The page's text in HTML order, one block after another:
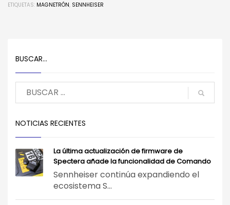
ETIQUETAS: MAGNETRÓN, SENNHEISER
BUSCAR…
NOTICIAS RECIENTES
La última actualización de firmware de
Spectera añade la funcionalidad de Comando
Sennheiser continúa expandiendo el
ecosistema S...